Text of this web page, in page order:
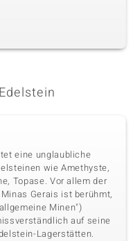
eine unglaubliche
wie Amethyste,
Topase. Vor allem der
Gerais ist berühmt,
Minen")
auf seine
Lagerstätten.